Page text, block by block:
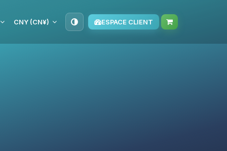
CNY (CN¥) ESPACE CLIENT